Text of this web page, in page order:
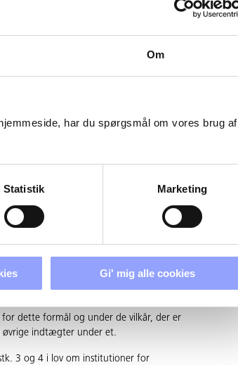
Om
har du spørgsmål om vores brug af
Statistik Marketing
Gi' mig alle cookies
lem for den resterende del af
tilknyttede aktiviteter på kort og på
muliggør, at behovet for erhvervsrettet
træffer efter indstilling fra lederen
som indtægtsdækket
for forvaltningen af de statslige
gælder dansk rets almindelige
dette formål og under de vilkår, der er
øvrige indtægter under et.
3 og 4 i lov om institutioner for